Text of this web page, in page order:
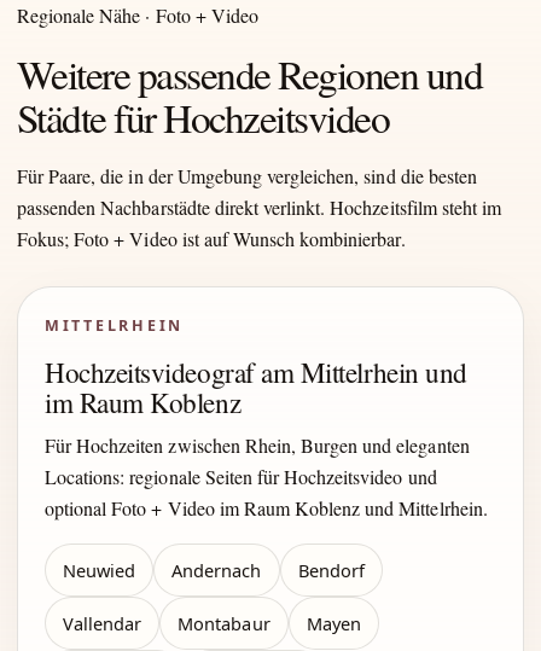
Regionale Nähe · Foto + Video
Weitere passende Regionen und
Städte für Hochzeitsvideo
Für Paare, die in der Umgebung vergleichen, sind die besten
passenden Nachbarstädte direkt verlinkt. Hochzeitsfilm steht im
Fokus; Foto + Video ist auf Wunsch kombinierbar.
MITTELRHEIN
Hochzeitsvideograf am Mittelrhein und
im Raum Koblenz
Für Hochzeiten zwischen Rhein, Burgen und eleganten
Locations: regionale Seiten für Hochzeitsvideo und
optional Foto + Video im Raum Koblenz und Mittelrhein.
Neuwied Andernach Bendorf
Vallendar Montabaur Mayen